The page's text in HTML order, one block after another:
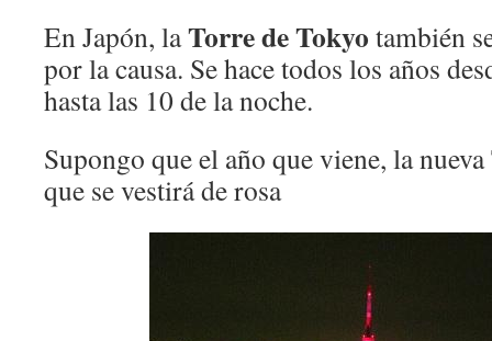
En Japón, laTorre de Tokyo también
por la causa. Se hace todos los años
hasta las 10 de la noche.
Supongo que el año que viene, la
que se vestirá de rosa